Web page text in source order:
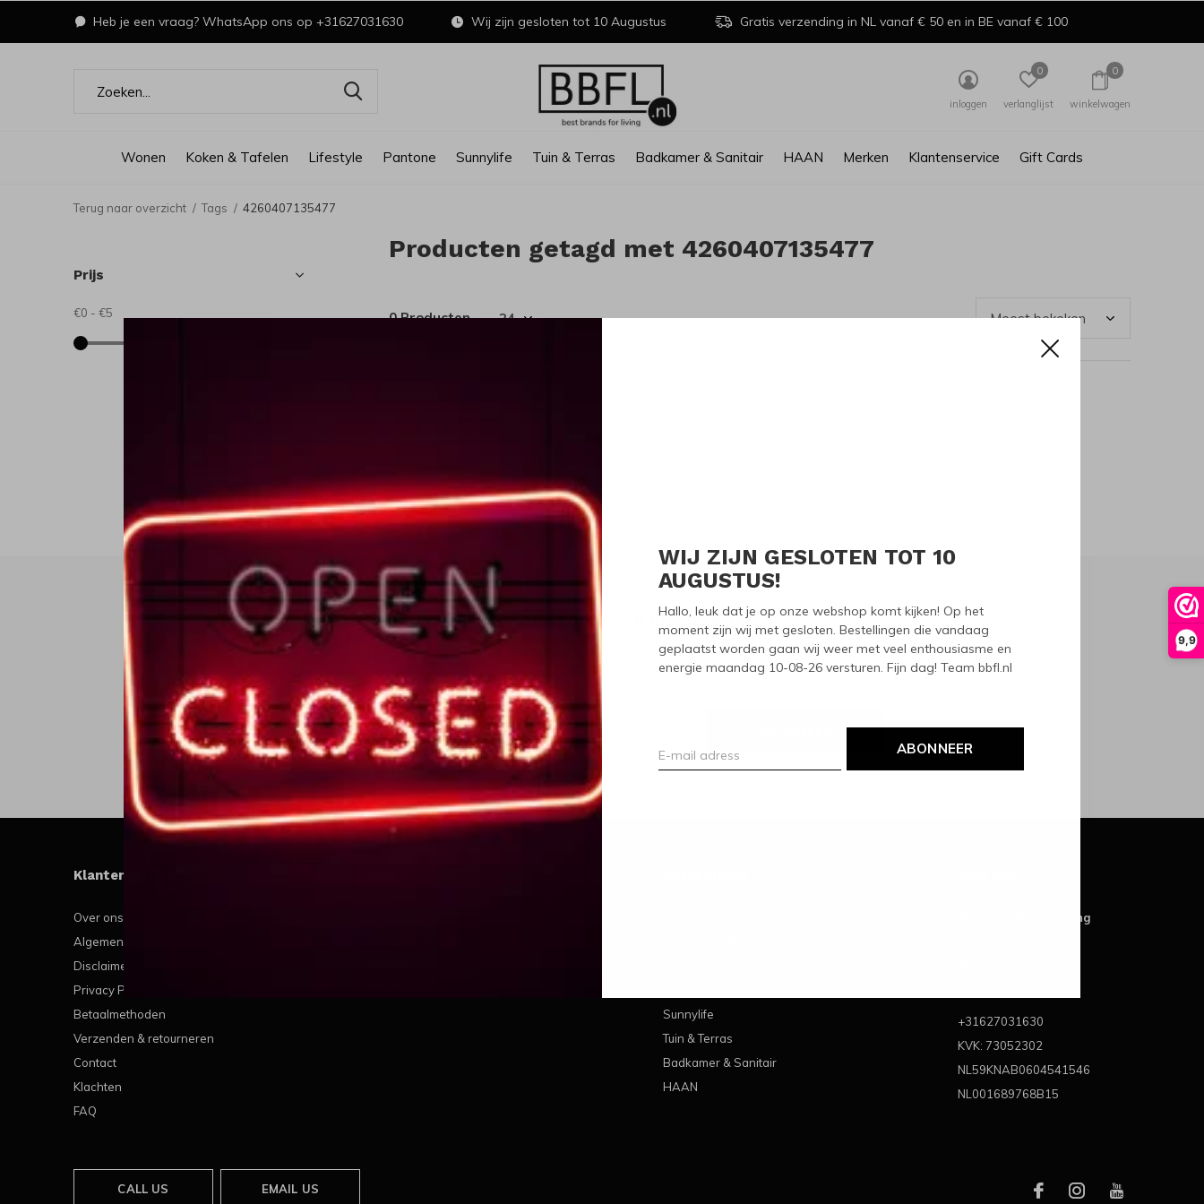
9,9
WIJ ZIJN GESLOTEN TOT 10
AUGUSTUS!
Hallo, leuk dat je op onze webshop komt kijken! Op het
moment zijn wij met gesloten. Bestellingen die vandaag
geplaatst worden gaan wij weer met veel enthousiasme en
energie maandag 10-08-26 versturen. Fijn dag! Team bbfl.nl
ABONNEER
Wonen Koken & Tafelen Lifestyle Pantone Sunnylife Tuin & Terras Badkamer & Sanitair HAAN Merken Klantenservice Gift Cards
inloggen verlanglijst
0
winkelwagen
0
Heb je een vraag? WhatsApp ons op +31627031630 Wij zijn gesloten tot 10 Augustus Gratis verzending in NL vanaf € 50 en in BE vanaf € 100
Terug naar overzicht Tags 4260407135477
Producten getagd met 4260407135477
0 Producten
Prijs
€0 - €5
Meld je aan voor onze nieuwsbrief
Ontvang de nieuwste aanbiedingen en promoties
Klantenservice
Over ons
Algemene voorwaarden
Disclaimer
Privacy Policy
Betaalmethoden
Verzenden & retourneren
Contact
Klachten
FAQ
Sunnylife
Tuin & Terras
Badkamer & Sanitair
HAAN
Best Brands For Living
+31627031630
KVK: 73052302
NL59KNAB0604541546
NL001689768B15
CALL US EMAIL US